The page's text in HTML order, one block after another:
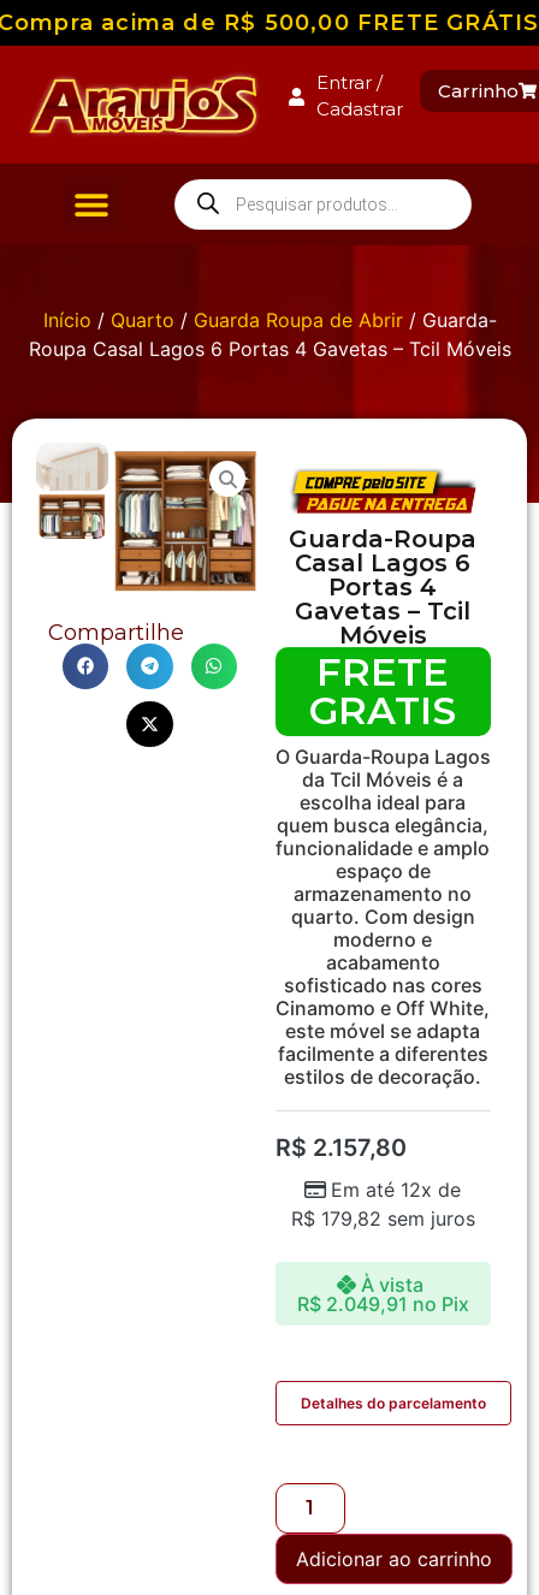
acima de R$ 500,00 FRETE
Entrar /
Cadastrar
Carrinho
Início / Quarto / Guarda Roupa de Abrir/ Guarda-
Roupa Casal Lagos 6 Portas 4 Gavetas – Tcil Móveis
Compartilhe
Guarda-Roupa
Casal Lagos 6
Portas 4
Gavetas – Tcil
Móveis
FRETE
GRATIS
O Guarda-Roupa Lagos
da Tcil Móveis é a
escolha ideal para
quem busca elegância,
funcionalidade e amplo
espaço de
armazenamento no
quarto. Com design
moderno e
acabamento
sofisticado nas cores
Cinamomo e Off White,
este móvel se adapta
facilmente a diferentes
estilos de decoração.
R$ 2.157,80
Em até 12x de
R$179,82 sem juros
À vista
R$2.049,91 no Pix
Detalhes do parcelamento
Adicionar ao carrinho